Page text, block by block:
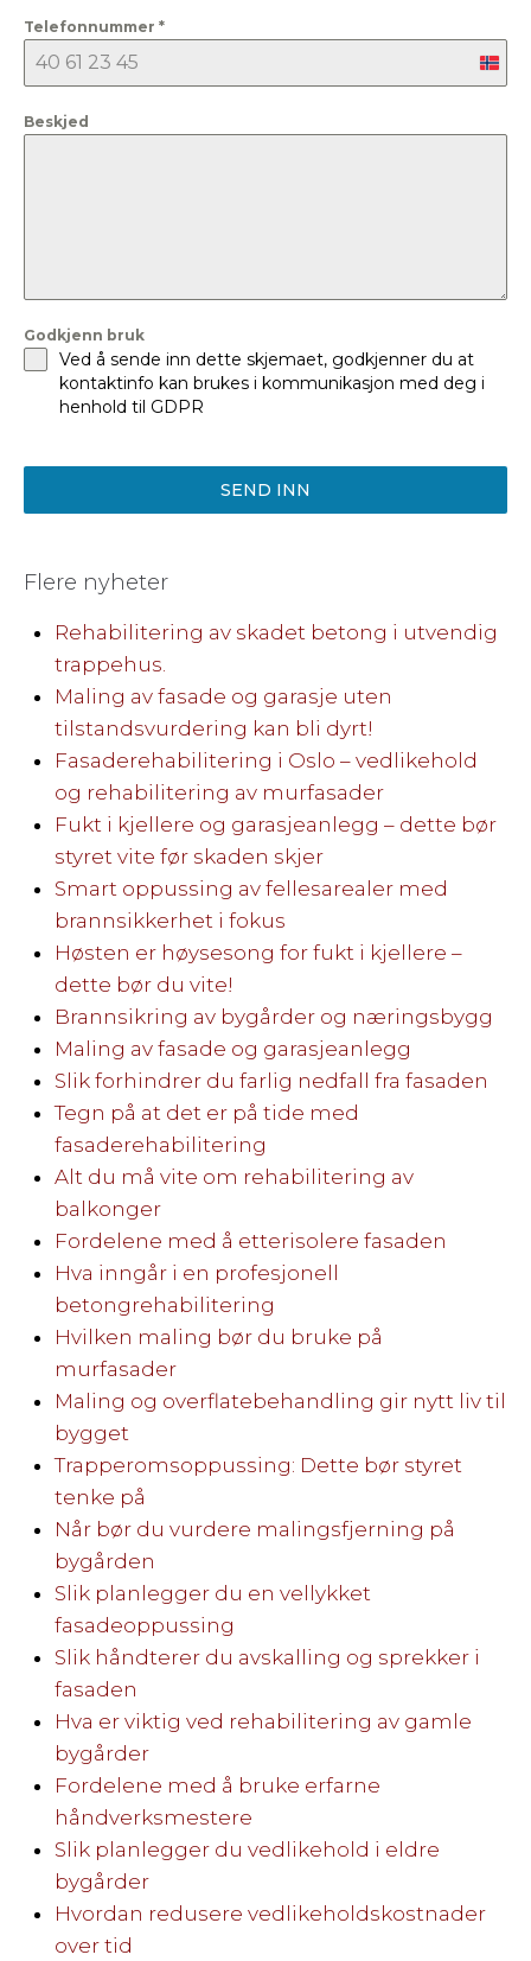
Telefonnummer *
Beskjed
Godkjenn bruk
Ved å sende inn dette skjemaet, godkjenner du at
kontaktinfo kan brukes i kommunikasjon med deg i
henhold til GDPR
SEND INN
Flere nyheter
Rehabilitering av skadet betong i utvendig
trappehus.
Maling av fasade og garasje uten
tilstandsvurdering kan bli dyrt!
Fasaderehabilitering i Oslo – vedlikehold
og rehabilitering av murfasader
Fukt i kjellere og garasjeanlegg – dette bør
styret vite før skaden skjer
Smart oppussing av fellesarealer med
brannsikkerhet i fokus
Høsten er høysesong for fukt i kjellere –
dette bør du vite!
Brannsikring av bygårder og næringsbygg
Maling av fasade og garasjeanlegg
Slik forhindrer du farlig nedfall fra fasaden
Tegn på at det er på tide med
fasaderehabilitering
Alt du må vite om rehabilitering av
balkonger
Fordelene med å etterisolere fasaden
Hva inngår i en profesjonell
betongrehabilitering
Hvilken maling bør du bruke på
murfasader
Maling og overflatebehandling gir nytt liv til
bygget
Trapperomsoppussing: Dette bør styret
tenke på
Når bør du vurdere malingsfjerning på
bygården
Slik planlegger du en vellykket
fasadeoppussing
Slik håndterer du avskalling og sprekker i
fasaden
Hva er viktig ved rehabilitering av gamle
bygårder
Fordelene med å bruke erfarne
håndverksmestere
Slik planlegger du vedlikehold i eldre
bygårder
Hvordan redusere vedlikeholdskostnader
over tid